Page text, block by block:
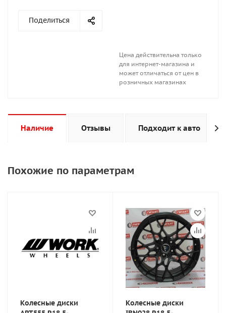
Поделиться
Цена действительна только
для интернет-магазина и
может отличаться от цен в
розничных магазинах
Наличие Отзывы Подходит к авто
Похожие по параметрам
Колесные диски
Колесные диски